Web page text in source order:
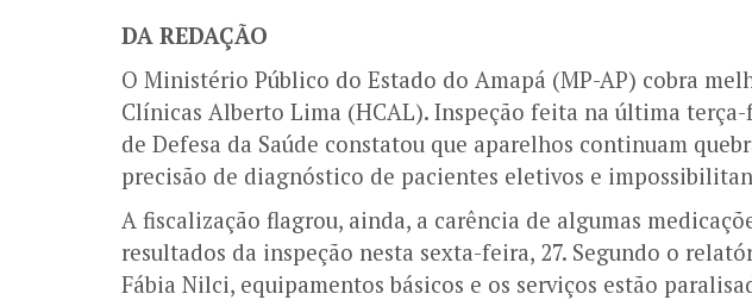
DA REDAÇÃO
O Ministério Público do Estado do Amapá (MP-AP) cobra
Clínicas Alberto Lima (HCAL). Inspeção feita na última
de Defesa da Saúde constatou que aparelhos continuam
precisão de diagnóstico de pacientes eletivos e
A fiscalização flagrou, ainda, a carência de algumas
resultados da inspeção nesta sexta-feira, 27. Segundo o
Fábia Nilci, equipamentos básicos e os serviços estão